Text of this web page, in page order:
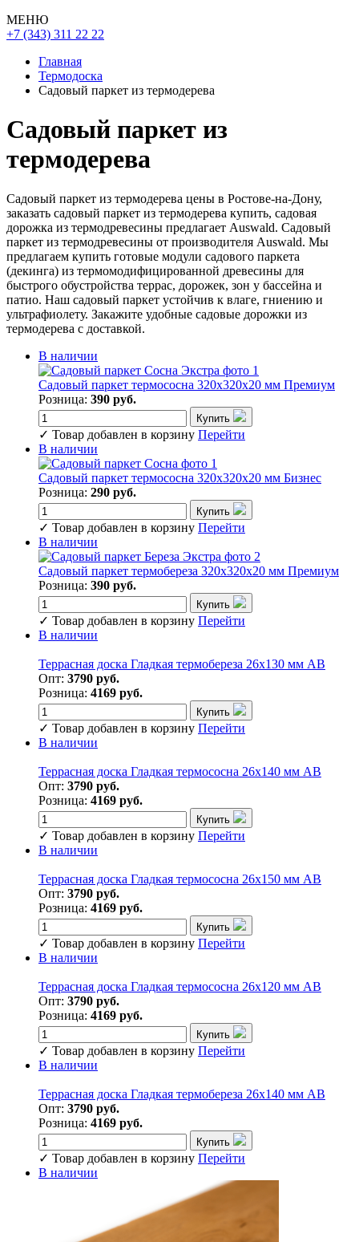
МЕНЮ
+7 (343) 311 22 22
Главная
Термодоска
Садовый паркет из термодерева
Садовый паркет из
термодерева
Садовый паркет из термодерева цены в Ростове-на-Дону,
заказать садовый паркет из термодерева купить, садовая
дорожка из термодревесины предлагает Auswald. Садовый
паркет из термодревесины от производителя Auswald. Мы
предлагаем купить готовые модули садового паркета
(декинга) из термомодифицированной древесины для
быстрого обустройства террас, дорожек, зон у бассейна и
патио. Наш садовый паркет устойчив к влаге, гниению и
ультрафиолету. Закажите удобные садовые дорожки из
термодерева с доставкой.
В наличии
Садовый паркет термососна 320х320х20 мм Премиум
Розница: 390 руб.
Купить
✓ Товар добавлен в корзину Перейти
В наличии
Садовый паркет термососна 320х320х20 мм Бизнес
Розница: 290 руб.
Купить
✓ Товар добавлен в корзину Перейти
В наличии
Садовый паркет термобереза 320х320х20 мм Премиум
Розница: 390 руб.
Купить
✓ Товар добавлен в корзину Перейти
В наличии
Террасная доска Гладкая термобереза 26х130 мм АВ
Опт: 3790 руб.
Розница: 4169 руб.
Купить
✓ Товар добавлен в корзину Перейти
В наличии
Террасная доска Гладкая термососна 26х140 мм АВ
Опт: 3790 руб.
Розница: 4169 руб.
Купить
✓ Товар добавлен в корзину Перейти
В наличии
Террасная доска Гладкая термососна 26х150 мм АВ
Опт: 3790 руб.
Розница: 4169 руб.
Купить
✓ Товар добавлен в корзину Перейти
В наличии
Террасная доска Гладкая термососна 26х120 мм АВ
Опт: 3790 руб.
Розница: 4169 руб.
Купить
✓ Товар добавлен в корзину Перейти
В наличии
Террасная доска Гладкая термобереза 26х140 мм АВ
Опт: 3790 руб.
Розница: 4169 руб.
Купить
✓ Товар добавлен в корзину Перейти
В наличии